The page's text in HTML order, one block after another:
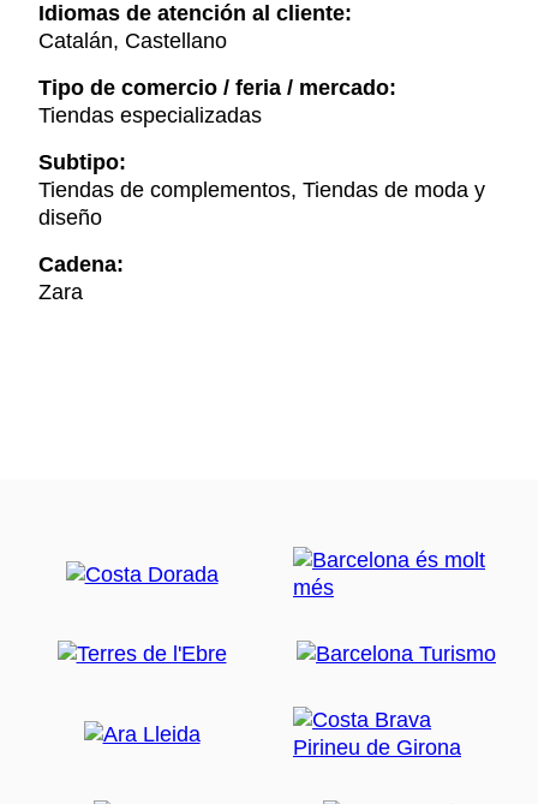
Idiomas de atención al cliente:
Catalán, Castellano
Tipo de comercio / feria / mercado:
Tiendas especializadas
Subtipo:
Tiendas de complementos, Tiendas de moda y
diseño
Cadena:
Zara